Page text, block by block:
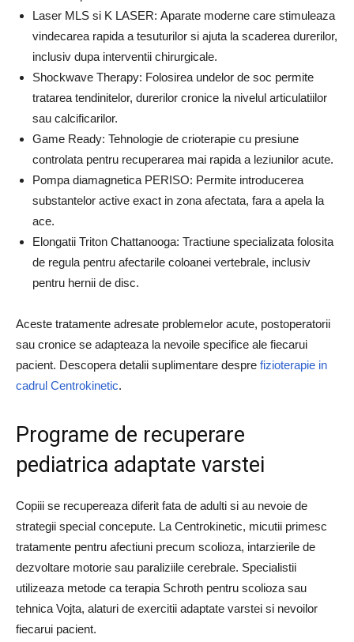
Laser MLS si K LASER: Aparate moderne care stimuleaza
vindecarea rapida a tesuturilor si ajuta la scaderea durerilor,
inclusiv dupa interventii chirurgicale.
Shockwave Therapy: Folosirea undelor de soc permite
tratarea tendinitelor, durerilor cronice la nivelul articulatiilor
sau calcificarilor.
Game Ready: Tehnologie de crioterapie cu presiune
controlata pentru recuperarea mai rapida a leziunilor acute.
Pompa diamagnetica PERISO: Permite introducerea
substantelor active exact in zona afectata, fara a apela la
ace.
Elongatii Triton Chattanooga: Tractiune specializata folosita
de regula pentru afectarile coloanei vertebrale, inclusiv
pentru hernii de disc.
Aceste tratamente adresate problemelor acute, postoperatorii
sau cronice se adapteaza la nevoile specifice ale fiecarui
pacient. Descopera detalii suplimentare despre fizioterapie in
cadrul Centrokinetic.
Programe de recuperare
pediatrica adaptate varstei
Copiii se recupereaza diferit fata de adulti si au nevoie de
strategii special concepute. La Centrokinetic, micutii primesc
tratamente pentru afectiuni precum scolioza, intarzierile de
dezvoltare motorie sau paraliziile cerebrale. Specialistii
utilizeaza metode ca terapia Schroth pentru scolioza sau
tehnica Vojta, alaturi de exercitii adaptate varstei si nevoilor
fiecarui pacient.